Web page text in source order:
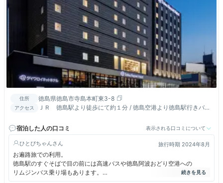
住所 徳島県徳島市寺島本町東3-8
アクセス
ＪＲ 徳島駅より徒歩にて約１分 / 徳島空港より徳島駅行きバス
宿泊した人の口コミ
表示される口コミについて
ひとぴちゃん 旅行時期 2024年8月
お遍路旅での利用。
徳島駅のすぐそばで目の前には高速バスや徳島阿波おどり空港への
リムジンバス乗り場もあります。
１階にはローソンがありますし、ホテル周辺には飲食店も沢山ありますの